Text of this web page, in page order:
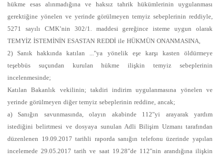
hükme esas alınmadığına ve haksız tahrik hükümlerinin uygulanması
gerektiğine yönelen ve yerinde görülmeyen temyiz sebeplerinin reddiyle,
5271 sayılı CMK’nin 302/1. maddesi gereğince isteme uygun olarak
TEMYİZ İSTEMİNİN ESASTAN REDDİ ile HÜKMÜN ONANMASINA,
2) Sanık hakkında katılan ..."ya yönelik eşe karşı kasten öldürmeye
teşebbüs suçundan kurulan hükme ilişkin temyiz sebeplerinin
incelenmesinde;
Katılan Bakanlık vekilinin; takdiri indirim uygulanmasına yönelen ve
yerinde görülmeyen diğer temyiz sebeplerinin reddine, ancak;
a) Sanığın savunmasında, olayın akabinde 112"yi arayarak yardım
istediğini belirtmesi ve dosyaya sunulan Adli Bilişim Uzmanı tarafından
düzenlenen 19.09.2017 tarihli raporda sanığın telefonu üzerinde yapılan
incelemede 29.05.2017 tarih ve saat 19.28"de 112"nin arandığına ilişkin